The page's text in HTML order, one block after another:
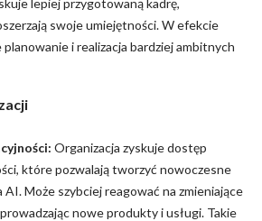
lepiej przygotowaną kadrę,
swoje umiejętności. W efekcie
i realizacja bardziej ambitnych
Organizacja zyskuje dostęp
które pozwalają tworzyć nowoczesne
AI. Może szybciej reagować na zmieniające
nowe produkty i usługi. Takie